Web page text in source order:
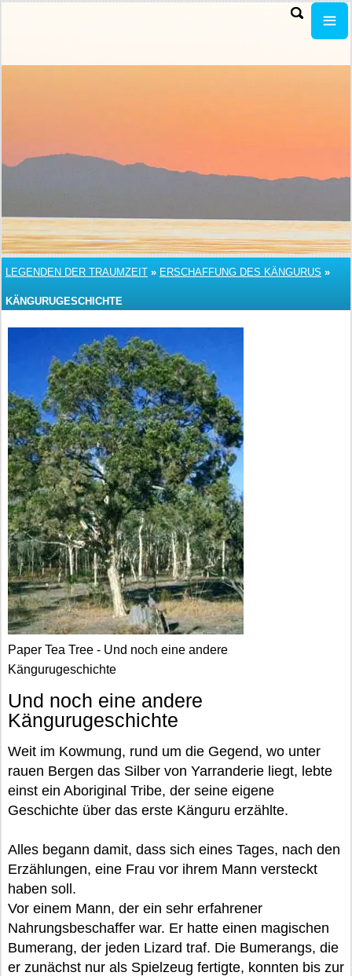
LEGENDEN DER TRAUMZEIT » ERSCHAFFUNG DES KÄNGURUS »
KÄNGURUGESCHICHTE
Paper Tea Tree - Und noch eine andere
Kängurugeschichte
Und noch eine andere
Kängurugeschichte
Weit im Kowmung, rund um die Gegend, wo unter
rauen Bergen das Silber von Yarranderie liegt, lebte
einst ein Aboriginal Tribe, der seine eigene
Geschichte über das erste Känguru erzählte.
Alles begann damit, dass sich eines Tages, nach den
Erzählungen, eine Frau vor ihrem Mann versteckt
haben soll.
Vor einem Mann, der ein sehr erfahrener
Nahrungsbeschaffer war. Er hatte einen magischen
Bumerang, der jeden Lizard traf. Die Bumerangs, die
er zunächst nur als Spielzeug fertigte, konnten bis zur